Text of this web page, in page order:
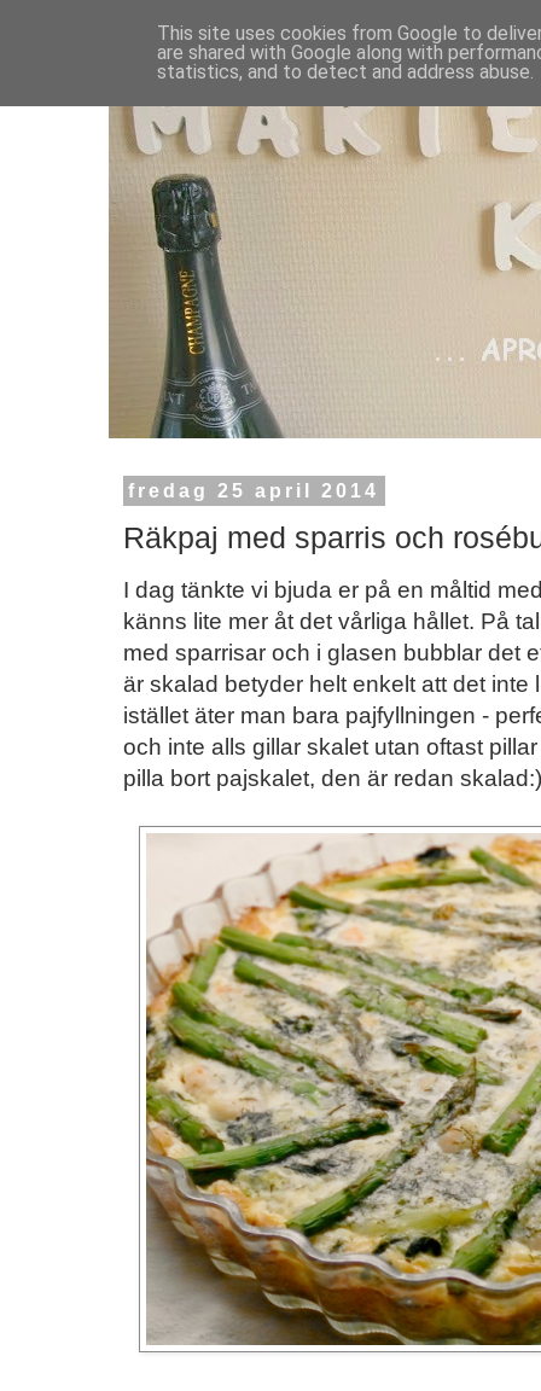
fredag 25 april 2014
Räkpaj med sparris och
I dag tänkte vi bjuda er på en måltid
känns lite mer åt det vårliga hållet. På
med sparrisar och i glasen bubblar det
är skalad betyder helt enkelt att det
istället äter man bara pajfyllningen -
och inte alls gillar skalet utan oftast
pilla bort pajskalet, den är redan skalad:)
This site uses cookies from Google to
are shared with Google along with
statistics, and to detect and address abuse.